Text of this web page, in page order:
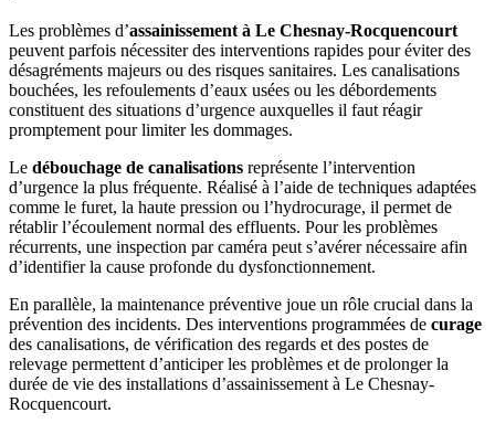
Les problèmes d’assainissement à Le Chesnay-Rocquencourt
peuvent parfois nécessiter des interventions rapides pour éviter des
désagréments majeurs ou des risques sanitaires. Les canalisations
bouchées, les refoulements d’eaux usées ou les débordements
constituent des situations d’urgence auxquelles il faut réagir
promptement pour limiter les dommages.
Le débouchage de canalisations représente l’intervention
d’urgence la plus fréquente. Réalisé à l’aide de techniques adaptées
comme le furet, la haute pression ou l’hydrocurage, il permet de
rétablir l’écoulement normal des effluents. Pour les problèmes
récurrents, une inspection par caméra peut s’avérer nécessaire afin
d’identifier la cause profonde du dysfonctionnement.
En parallèle, la maintenance préventive joue un rôle crucial dans la
prévention des incidents. Des interventions programmées de curage
des canalisations, de vérification des regards et des postes de
relevage permettent d’anticiper les problèmes et de prolonger la
durée de vie des installations d’assainissement à Le Chesnay-
Rocquencourt.